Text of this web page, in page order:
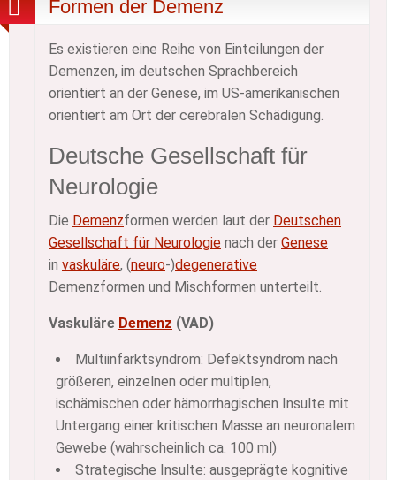
Formen der Demenz
Es existieren eine Reihe von Einteilungen der
Demenzen, im deutschen Sprachbereich
orientiert an der Genese, im US-amerikanischen
orientiert am Ort der cerebralen Schädigung.
Deutsche Gesellschaft für
Neurologie
Die Demenzformen werden laut der Deutschen
Gesellschaft für Neurologie nach der Genese
in vaskuläre, (neuro-)degenerative
Demenzformen und Mischformen unterteilt.
Vaskuläre Demenz (VAD)
Multiinfarktsyndrom: Defektsyndrom nach
größeren, einzelnen oder multiplen,
ischämischen oder hämorrhagischen Insulte mit
Untergang einer kritischen Masse an neuronalem
Gewebe (wahrscheinlich ca. 100 ml)
Strategische Insulte: ausgeprägte kognitive